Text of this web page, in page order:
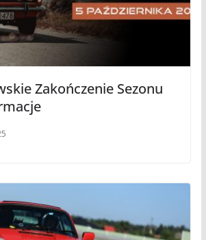
Zakończenie Sezonu